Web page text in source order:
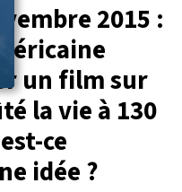
2015 :
un film sur
la vie à 130
ce
idée ?